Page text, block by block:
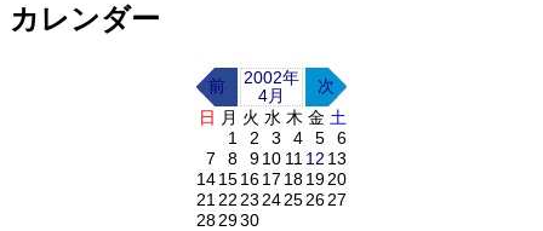
カレンダー
前
2002年
4月
次
日 月 火 水 木 金 土
1
2 3 4 5
6
7
8 910 11 12 13
14151617 181920
21 22 23 24252627
282930